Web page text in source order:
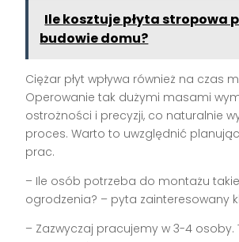
Ile kosztuje płyta stropowa
budowie domu?
Ciężar płyt wpływa również na czas
Operowanie tak dużymi masami
ostrożności i precyzji, co naturalnie
proces. Warto to uwzględnić
prac.
– Ile osób potrzeba do montażu
ogrodzenia? – pyta zainteresowany
– Zazwyczaj pracujemy w 3-4 osoby.